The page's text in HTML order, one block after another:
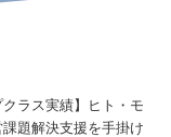
ラス実績】ヒト・モ
題解決支援を手掛け